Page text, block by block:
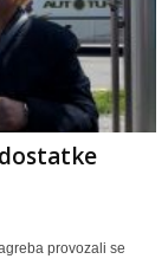
provozali se